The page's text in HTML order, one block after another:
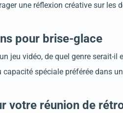
une réflexion créative sur les
pour brise-glace
jeu vidéo, de quel genre serait-il
capacité spéciale préférée dans
votre réunion de